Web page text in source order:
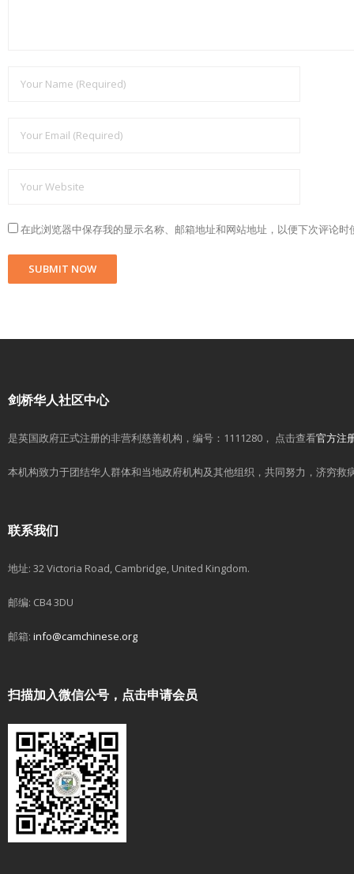
在此浏览器中保存我的显示名称、邮箱地址和网站地址，以便下次评论时
剑桥华人社区中心
是英国政府正式注册的非营利慈善机构，编号：1111280， 点击查看官方注
本机构致力于团结华人群体和当地政府机构及其他组织，共同努力，济穷
联系我们
地址: 32 Victoria Road, Cambridge, United Kingdom.
邮编: CB4 3DU
邮箱: info@camchinese.org
扫描加入微信公号，点击申请会员